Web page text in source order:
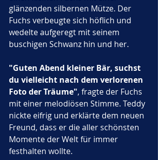
glänzenden silbernen Mütze. Der
Fuchs verbeugte sich höflich und
wedelte aufgeregt mit seinem
buschigen Schwanz hin und her.
"Guten Abend kleiner Bär, suchst
du vielleicht nach dem verlorenen
Foto der Träume", fragte der Fuchs
mit einer melodiösen Stimme. Teddy
nickte eifrig und erklärte dem neuen
Freund, dass er die aller schönsten
Momente der Welt für immer
festhalten wollte.